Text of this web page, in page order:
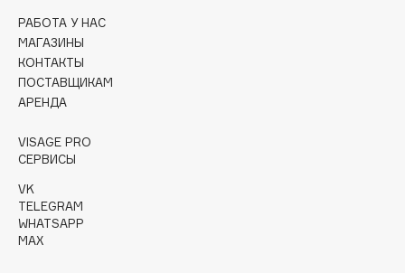
Curaprox
D
DABO
Darphin
Davines
РАБОТА У НАС
МАГАЗИНЫ
КОНТАКТЫ
ПОСТАВЩИКАМ
АРЕНДА
VISAGE PRO
СЕРВИСЫ
VK
TELEGRAM
WHATSAPP
MAX